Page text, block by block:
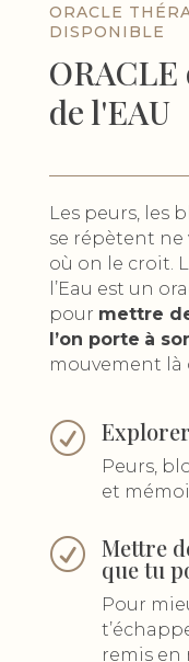
ORACLE
DISPONIBLE
de l'EAU
Les peurs, les
se répètent
où on le croit.
l’Eau est un
pour mettre
l’on porte à
mouvement là
R
Peurs,
et
R Mettre
que tu
Pour
remis en